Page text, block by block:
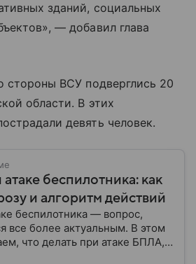
зданий, социальных
— добавил глава
стороны ВСУ подверглись 20
области. В этих
девять человек.
беспилотника: как
и алгоритм действий
беспилотника — вопрос,
все более актуальным. В этом
что делать при атаке БПЛА,
какие действия предпринять